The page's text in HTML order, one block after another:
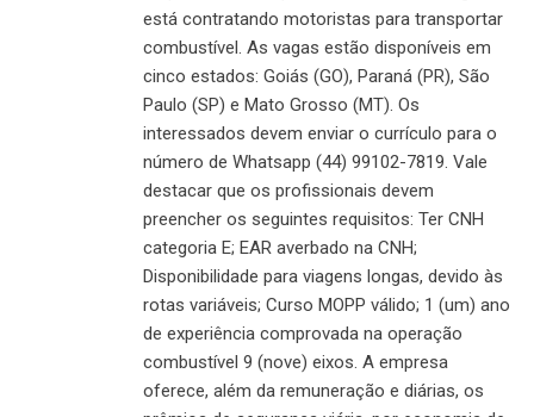
está contratando motoristas para transportar
combustível. As vagas estão disponíveis em
cinco estados: Goiás (GO), Paraná (PR), São
Paulo (SP) e Mato Grosso (MT). Os
interessados devem enviar o currículo para o
número de Whatsapp (44) 99102-7819. Vale
destacar que os profissionais devem
preencher os seguintes requisitos: Ter CNH
categoria E; EAR averbado na CNH;
Disponibilidade para viagens longas, devido às
rotas variáveis; Curso MOPP válido; 1 (um) ano
de experiência comprovada na operação
combustível 9 (nove) eixos. A empresa
oferece, além da remuneração e diárias, os